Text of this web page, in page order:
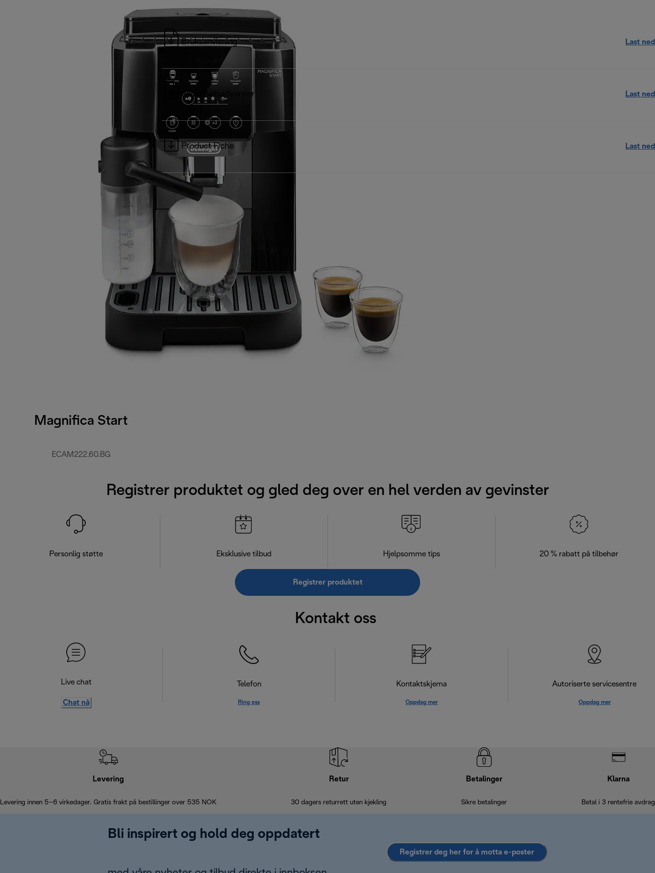
Magnifica Start
ECAM222.60.BG
Bruksanvisning Last ned
Sikkerhetsadvarsler Last ned
Product Fiche Last ned
Registrer produktet og gled deg over en hel verden av gevinster
Personlig støtte Eksklusive tilbud Hjelpsomme tips 20 % rabatt på tilbehør
Registrer produktet
Kontakt oss
Live chat
Chat nå
Telefon
Ring oss
Kontaktskjema
Oppdag mer
Autoriserte servicesentre
Oppdag mer
Levering
Levering innen 5–6 virkedager. Gratis frakt på bestillinger over 535 NOK
Retur
30 dagers returrett uten kjekling
Betalinger
Sikre betalinger
Klarna
Betal i 3 rentefrie avdrag
Bli inspirert og hold deg oppdatert
Registrer deg her for å motta e-poster